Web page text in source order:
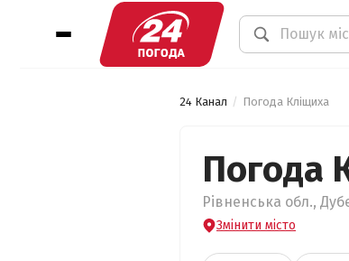
24 Канал Погода Кліщиха
Погода
Рівненська обл.,
Змінити місто